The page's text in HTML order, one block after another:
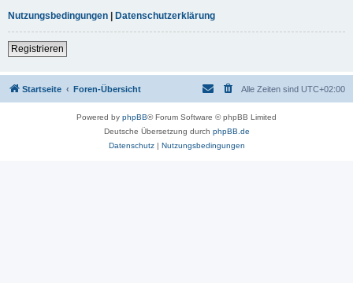
Nutzungsbedingungen | Datenschutzerklärung
Registrieren
Startseite Foren-Übersicht Alle Zeiten sind UTC+02:00
Powered by phpBB® Forum Software © phpBB Limited
Deutsche Übersetzung durch phpBB.de
Datenschutz| Nutzungsbedingungen